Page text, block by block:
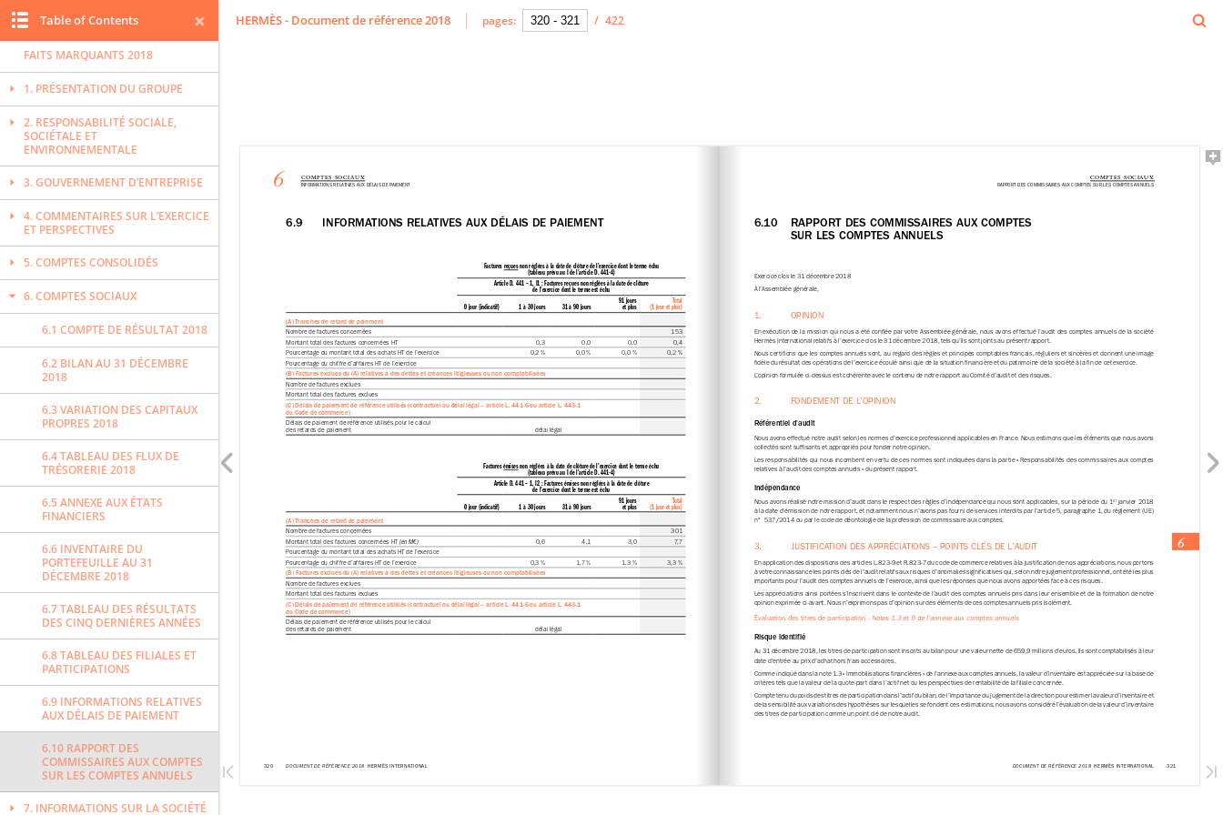
HERMÈS - Document de référence 2018 pages: / 422
Table of Contents
MESSAGE DE LA GÉRANCE
FAITS MARQUANTS 2018
1. PRÉSENTATION DU GROUPE
2. RESPONSABILITÉ SOCIALE,
SOCIÉTALE ET
ENVIRONNEMENTALE
3. GOUVERNEMENT D’ENTREPRISE
4. COMMENTAIRES SUR L’EXERCICE
ET PERSPECTIVES
5. COMPTES CONSOLIDÉS
6. COMPTES SOCIAUX
6.1 COMPTE DE RÉSULTAT 2018
6.2 BILAN AU 31 DÉCEMBRE
2018
6.3 VARIATION DES CAPITAUX
PROPRES 2018
6.4 TABLEAU DES FLUX DE
TRÉSORERIE 2018
6.5 ANNEXE AUX ÉTATS
FINANCIERS
6.6 INVENTAIRE DU
PORTEFEUILLE AU 31
DÉCEMBRE 2018
6.7 TABLEAU DES RÉSULTATS
DES CINQ DERNIÈRES ANNÉES
6.8 TABLEAU DES FILIALES ET
PARTICIPATIONS
6.9 INFORMATIONS RELATIVES
AUX DÉLAIS DE PAIEMENT
6.10 RAPPORT DES
COMMISSAIRES AUX COMPTES
SUR LES COMPTES ANNUELS
7. INFORMATIONS SUR LA SOCIÉTÉ